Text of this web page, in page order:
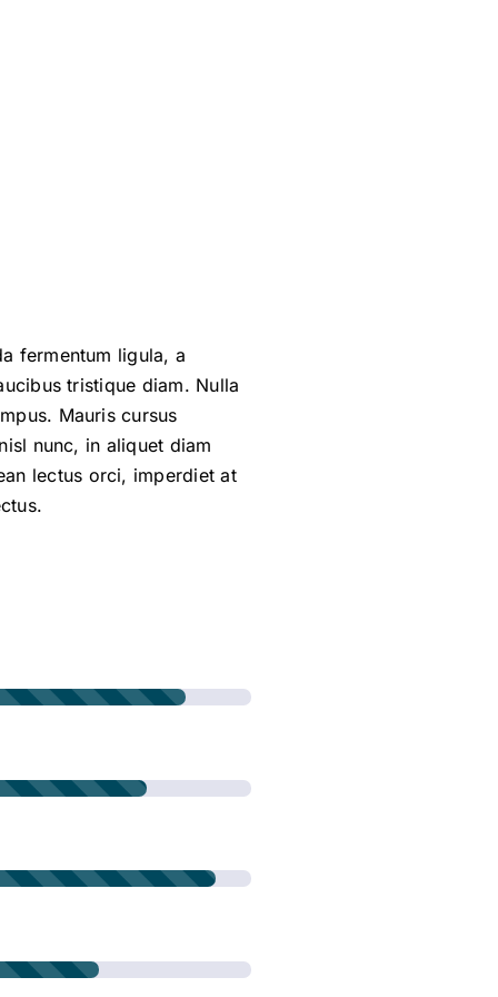
fermentum ligula, a
tristique diam. Nulla
Mauris cursus
nunc, in aliquet diam
lectus orci, imperdiet at